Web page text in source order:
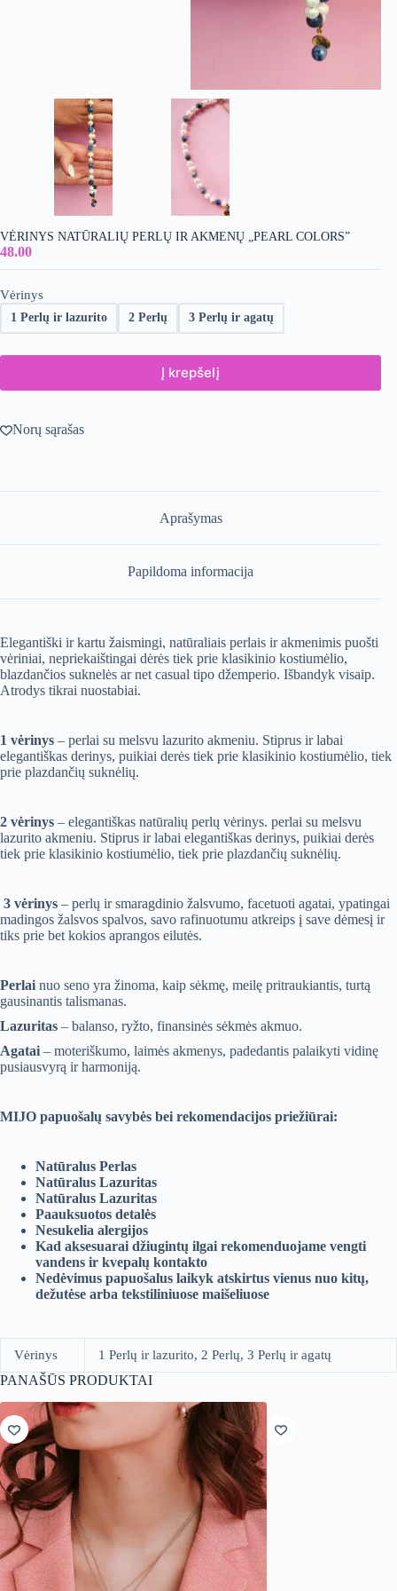
VĖRINYS NATŪRALIŲ PERLŲ IR AKMENŲ „PEARL COLORS”
48.00
Vėrinys
1 Perlų ir lazurito 2 Perlų 3 Perlų ir agatų
Į krepšelį
Norų sąrašas
Aprašymas
Papildoma informacija
Elegantiški ir kartu žaismingi, natūraliais perlais ir akmenimis puošti
vėriniai, nepriekaištingai dėrės tiek prie klasikinio kostiumėlio,
blazdančios suknelės ar net casual tipo džemperio. Išbandyk visaip.
Atrodys tikrai nuostabiai.
1 vėrinys – perlai su melsvu lazurito akmeniu. Stiprus ir labai
elegantiškas derinys, puikiai derės tiek prie klasikinio kostiumėlio, tiek
prie plazdančių suknėlių.
2 vėrinys – elegantiškas natūralių perlų vėrinys. perlai su melsvu
lazurito akmeniu. Stiprus ir labai elegantiškas derinys, puikiai derės
tiek prie klasikinio kostiumėlio, tiek prie plazdančių suknėlių.
3 vėrinys – perlų ir smaragdinio žalsvumo, facetuoti agatai, ypatingai
madingos žalsvos spalvos, savo rafinuotumu atkreips į save dėmesį ir
tiks prie bet kokios aprangos eilutės.
Perlai nuo seno yra žinoma, kaip sėkmę, meilę pritraukiantis, turtą
gausinantis talismanas.
Lazuritas – balanso, ryžto, finansinės sėkmės akmuo.
Agatai – moteriškumo, laimės akmenys, padedantis palaikyti vidinę
pusiausvyrą ir harmoniją.
MIJO papuošalų savybės bei rekomendacijos priežiūrai:
Natūralus Perlas
Natūralus Lazuritas
Natūralus Lazuritas
Paauksuotos detalės
Nesukelia alergijos
Kad aksesuarai džiugintų ilgai rekomenduojame vengti
vandens ir kvepalų kontakto
Nedėvimus papuošalus laikyk atskirtus vienus nuo kitų,
dežutėse arba tekstiliniuose maišeliuose
Vėrinys 1 Perlų ir lazurito, 2 Perlų, 3 Perlų ir agatų
PANAŠŪS PRODUKTAI